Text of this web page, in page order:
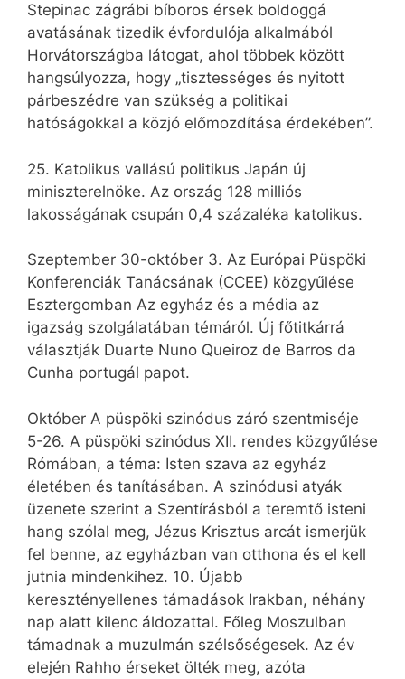
Stepinac zágrábi bíboros érsek boldoggá
avatásának tizedik évfordulója alkalmából
Horvátországba látogat, ahol többek között
hangsúlyozza, hogy „tisztességes és nyitott
párbeszédre van szükség a politikai
hatóságokkal a közjó előmozdítása érdekében”.
25. Katolikus vallású politikus Japán új
miniszterelnöke. Az ország 128 milliós
lakosságának csupán 0,4 százaléka katolikus.
Szeptember 30-október 3. Az Európai Püspöki
Konferenciák Tanácsának (CCEE) közgyűlése
Esztergomban Az egyház és a média az
igazság szolgálatában témáról. Új főtitkárrá
választják Duarte Nuno Queiroz de Barros da
Cunha portugál papot.
Október A püspöki szinódus záró szentmiséje
5-26. A püspöki szinódus XII. rendes közgyűlése
Rómában, a téma: Isten szava az egyház
életében és tanításában. A szinódusi atyák
üzenete szerint a Szentírásból a teremtő isteni
hang szólal meg, Jézus Krisztus arcát ismerjük
fel benne, az egyházban van otthona és el kell
jutnia mindenkihez. 10. Újabb
keresztényellenes támadások Irakban, néhány
nap alatt kilenc áldozattal. Főleg Moszulban
támadnak a muzulmán szélsőségesek. Az év
elején Rahho érseket ölték meg, azóta